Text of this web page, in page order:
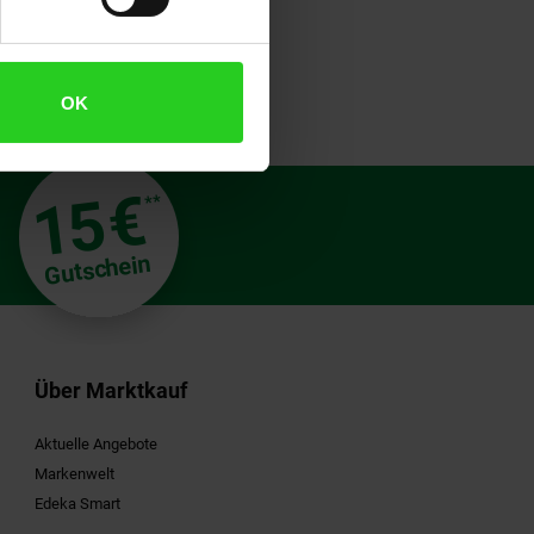
OK
15€**
Gutschein
Über Marktkauf
Aktuelle Angebote
Markenwelt
Edeka Smart